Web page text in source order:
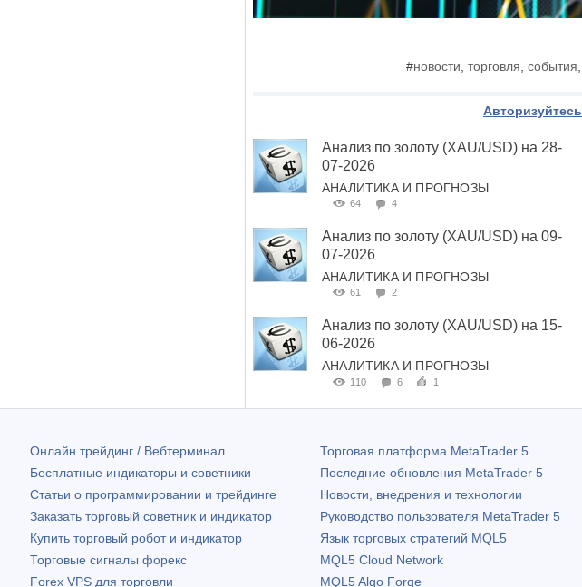
#новости торговля события
Авторизуйтесь
Анализ по золоту (XAU/USD) на 28-
07-2026
АНАЛИТИКА И ПРОГНОЗЫ
64 4
Анализ по золоту (XAU/USD) на 09-
07-2026
АНАЛИТИКА И ПРОГНОЗЫ
61 2
Анализ по золоту (XAU/USD) на 15-
06-2026
АНАЛИТИКА И ПРОГНОЗЫ
110 6 1
Онлайн трейдинг / Вебтерминал
Бесплатные индикаторы и советники
Статьи о программировании и трейдинге
Заказать торговый советник и индикатор
Купить торговый робот и индикатор
Торговые сигналы форекс
Forex VPS для торговли
Торговая платформа MetaTrader 5
Последние обновления MetaTrader 5
Новости, внедрения и технологии
Руководство пользователя MetaTrader 5
Язык торговых стратегий MQL5
MQL5 Cloud Network
MQL5 Algo Forge